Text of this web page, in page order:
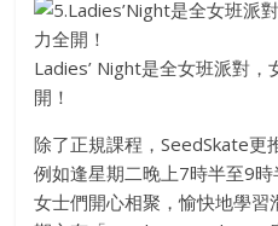
Ladies’ Night是全女班派對
開！
除了正規課程，SeedSkate更
例如逢星期二晚上7時半至9
女士們開心相聚，愉快地學